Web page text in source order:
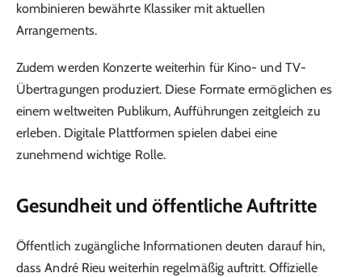
kombinieren bewährte Klassiker mit aktuellen
Arrangements.
Zudem werden Konzerte weiterhin für Kino- und TV-
Übertragungen produziert. Diese Formate ermöglichen es
einem weltweiten Publikum, Aufführungen zeitgleich zu
erleben. Digitale Plattformen spielen dabei eine
zunehmend wichtige Rolle.
Gesundheit und öffentliche Auftritte
Öffentlich zugängliche Informationen deuten darauf hin,
dass André Rieu weiterhin regelmäßig auftritt. Offizielle